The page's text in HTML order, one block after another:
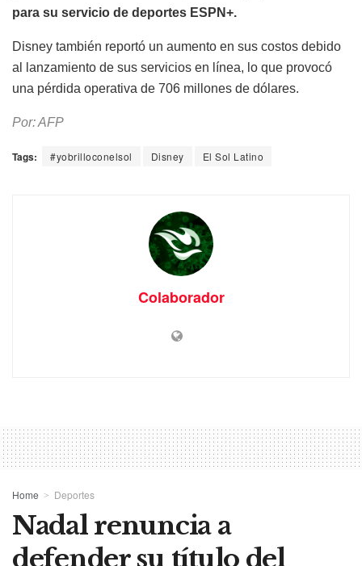
para su servicio de deportes ESPN+.
Disney también reportó un aumento en sus costos debido
al lanzamiento de sus servicios en línea, lo que provocó
una pérdida operativa de 706 millones de dólares.
Por: AFP
Tags: #yobrilloconelsol Disney El Sol Latino
Colaborador
Home Deportes
Nadal renuncia a
defender su título del